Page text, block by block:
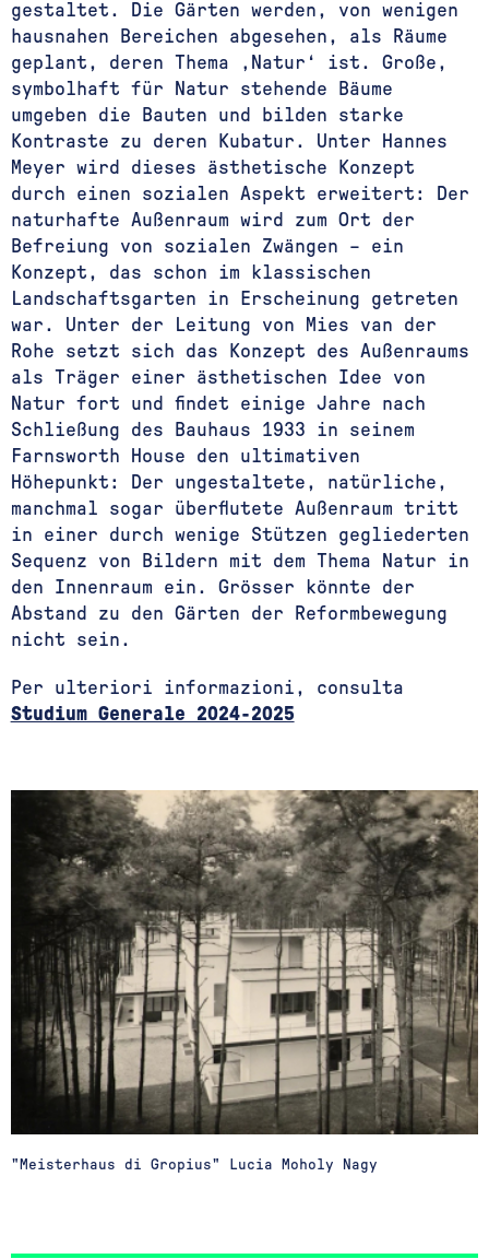
gestaltet. Die Gärten werden, von wenigen
hausnahen Bereichen abgesehen, als Räume
geplant, deren Thema ‚Natur‘ ist. Große,
symbolhaft für Natur stehende Bäume
umgeben die Bauten und bilden starke
Kontraste zu deren Kubatur. Unter Hannes
Meyer wird dieses ästhetische Konzept
durch einen sozialen Aspekt erweitert: Der
naturhafte Außenraum wird zum Ort der
Befreiung von sozialen Zwängen – ein
Konzept, das schon im klassischen
Landschaftsgarten in Erscheinung getreten
war. Unter der Leitung von Mies van der
Rohe setzt sich das Konzept des Außenraums
als Träger einer ästhetischen Idee von
Natur fort und findet einige Jahre nach
Schließung des Bauhaus 1933 in seinem
Farnsworth House den ultimativen
Höhepunkt: Der ungestaltete, natürliche,
manchmal sogar überflutete Außenraum tritt
in einer durch wenige Stützen gegliederten
Sequenz von Bildern mit dem Thema Natur in
den Innenraum ein. Grösser könnte der
Abstand zu den Gärten der Reformbewegung
nicht sein.
Per ulteriori informazioni, consulta
Studium Generale 2024-2025
"Meisterhaus di Gropius" Lucia Moholy Nagy